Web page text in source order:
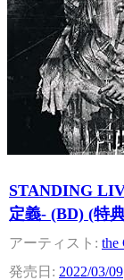
STANDING
定義- (BD) (特
the
2022/03/09